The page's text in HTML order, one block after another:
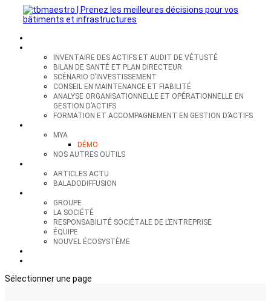
INVENTAIRE DES ACTIFS ET AUDIT DE VÉTUSTÉ
BILAN DE SANTÉ ET PLAN DIRECTEUR
SCÉNARIO D’INVESTISSEMENT
CONSEIL EN MAINTENANCE ET FIABILITÉ
ANALYSE ORGANISATIONNELLE ET OPÉRATIONNELLE EN
GESTION D’ACTIFS
FORMATION ET ACCOMPAGNEMENT EN GESTION D’ACTIFS
MYA
DÉMO
NOS AUTRES OUTILS
ARTICLES ACTU
BALADODIFFUSION
GROUPE
LA SOCIÉTÉ
RESPONSABILITÉ SOCIÉTALE DE L’ENTREPRISE
ÉQUIPE
NOUVEL ÉCOSYSTÈME
Sélectionner une page